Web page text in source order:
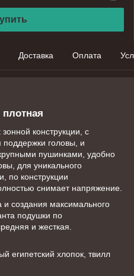
Доставка Оплата
конструкции, с
головы, и
пушинками, удобно
для уникального
по конструкции
снимает напряжение.
создания максимального
подушки по
и жесткая.
египетский хлопок, твилл